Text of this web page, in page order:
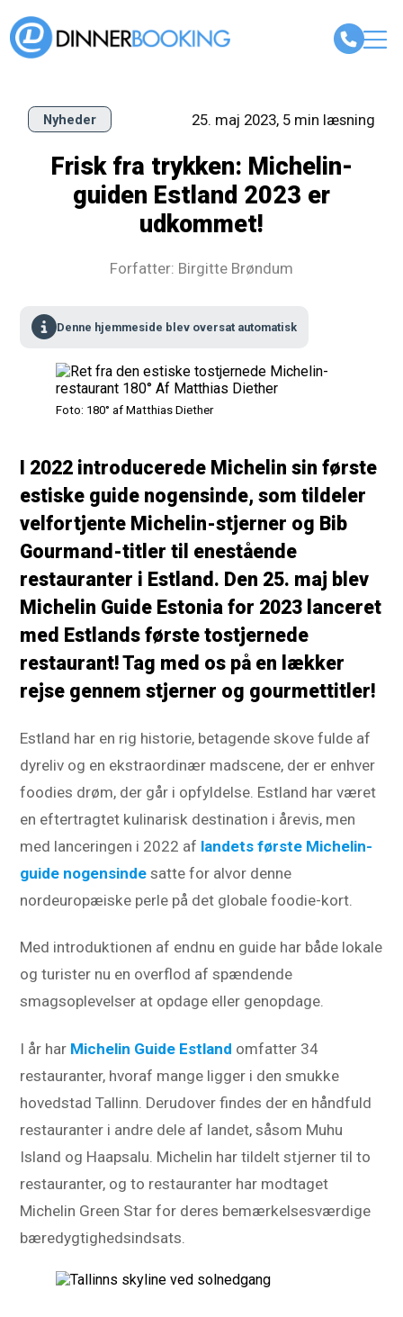
Nyheder 25. maj 2023, 5 min læsning
Frisk fra trykken: Michelin-
guiden Estland 2023 er
udkommet!
Forfatter: Birgitte Brøndum
Denne hjemmeside blev oversat automatisk
Foto: 180° af Matthias Diether
I 2022 introducerede Michelin sin første
estiske guide nogensinde, som tildeler
velfortjente Michelin-stjerner og Bib
Gourmand-titler til enestående
restauranter i Estland. Den 25. maj blev
Michelin Guide Estonia for 2023 lanceret
med Estlands første tostjernede
restaurant! Tag med os på en lækker
rejse gennem stjerner og gourmettitler!
Estland har en rig historie, betagende skove fulde af
dyreliv og en ekstraordinær madscene, der er enhver
foodies drøm, der går i opfyldelse. Estland har været
en eftertragtet kulinarisk destination i årevis, men
med lanceringen i 2022 af landets første Michelin-
guide nogensinde satte for alvor denne
nordeuropæiske perle på det globale foodie-kort.
Med introduktionen af endnu en guide har både lokale
og turister nu en overflod af spændende
smagsoplevelser at opdage eller genopdage.
I år har Michelin Guide Estland omfatter 34
restauranter, hvoraf mange ligger i den smukke
hovedstad Tallinn. Derudover findes der en håndfuld
restauranter i andre dele af landet, såsom Muhu
Island og Haapsalu. Michelin har tildelt stjerner til to
restauranter, og to restauranter har modtaget
Michelin Green Star for deres bemærkelsesværdige
bæredygtighedsindsats.